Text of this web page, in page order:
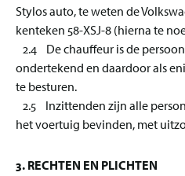
Stylos auto, te weten de
kenteken 58-XSJ-8 (hierna te
2.4 De chauffeur is de
ondertekend en daardoor als
te besturen.
2.5 Inzittenden zijn alle
het voertuig bevinden, met
3. RECHTEN EN PLICHTEN